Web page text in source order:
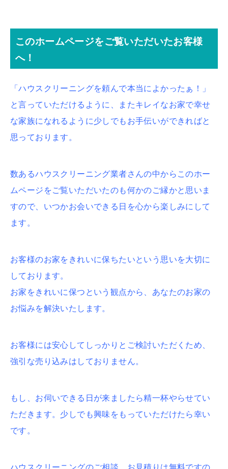
このホームページをご覧いただいたお客様
へ！
「ハウスクリーニングを頼んで本当によかったぁ！」
と言っていただけるように、またキレイなお家で幸せ
な家族になれるように少しでもお手伝いができればと
思っております。
数あるハウスクリーニング業者さんの中からこのホー
ムページをご覧いただいたのも何かのご縁かと思いま
すので、いつかお会いできる日を心から楽しみにして
ます。
お客様のお家をきれいに保ちたいという思いを大切に
しております。
お家をきれいに保つという観点から、あなたのお家の
お悩みを解決いたします。
お客様には安心してしっかりとご検討いただくため、
強引な売り込みはしておりません。
もし、お伺いできる日が来ましたら精一杯やらせてい
ただきます。少しでも興味をもっていただけたら幸い
です。
ハウスクリーニングのご相談、お見積りは無料ですの